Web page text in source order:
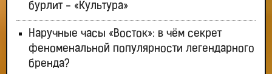
бурлит - «Культура»
Наручные часы «Восток»: в чём секрет
феноменальной популярности легендарного
бренда?